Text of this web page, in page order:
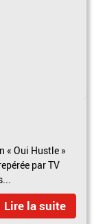
« Oui Hustle »
par TV
Lire la suite